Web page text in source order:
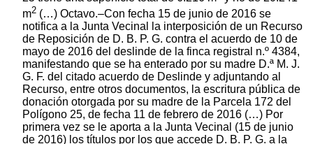
m2 (…) Octavo.–Con fecha 15 de junio de 2016 se
notifica a la Junta Vecinal la interposición de un Recurso
de Reposición de D. B. P. G. contra el acuerdo de 10 de
mayo de 2016 del deslinde de la finca registral n.º 4384,
manifestando que se ha enterado por su madre D.ª M. J.
G. F. del citado acuerdo de Deslinde y adjuntando al
Recurso, entre otros documentos, la escritura pública de
donación otorgada por su madre de la Parcela 172 del
Polígono 25, de fecha 11 de febrero de 2016 (…) Por
primera vez se le aporta a la Junta Vecinal (15 de junio
de 2016) los títulos por los que accede D. B. P. G. a la